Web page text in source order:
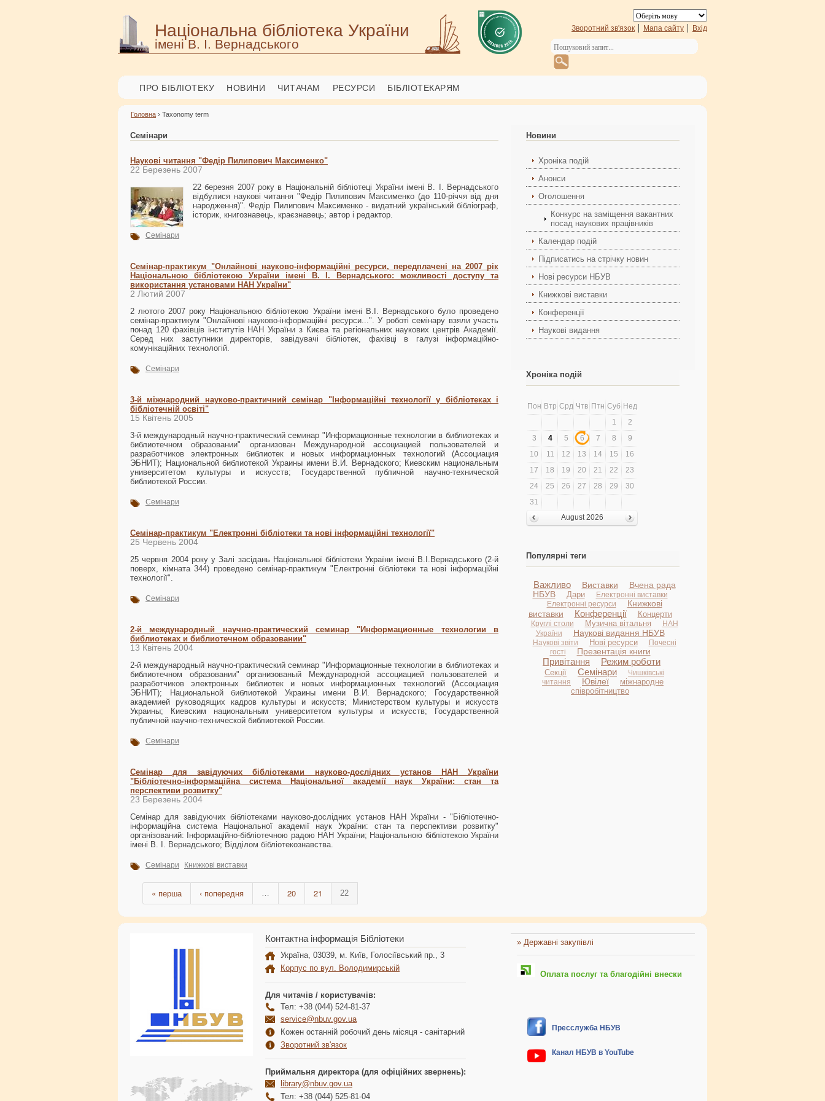
Національна бібліотека України
імені В. І. Вернадського
Зворотний зв'язок Мапа сайту Вхід
ПРО БІБЛІОТЕКУ НОВИНИ ЧИТАЧАМ РЕСУРСИ БІБЛІОТЕКАРЯМ
Головна › Taxonomy term
Семінари
Наукові читання "Федір Пилипович Максименко"
22 Березень 2007
22 березня 2007 року в Національній бібліотеці України імені В. І. Вернадського
відбулися наукові читання "Федір Пилипович Максименко (до 110-річчя від дня
народження)". Федір Пилипович Максименко - видатний український бібліограф,
історик, книгознавець, краєзнавець; автор і редактор.
Семінари
Семінар-практикум "Онлайнові науково-інформаційні ресурси, передплачені на 2007 рік
Національною бібліотекою України імені В. І. Вернадського: можливості доступу та
використання установами НАН України"
2 Лютий 2007
2 лютого 2007 року Національною бібліотекою України імені В.І. Вернадського було проведено
семінар-практикум "Онлайнові науково-інформаційні ресурси...". У роботі семінару взяли участь
понад 120 фахівців інститутів НАН України з Києва та регіональних наукових центрів Академії.
Серед них заступники директорів, завідувачі бібліотек, фахівці в галузі інформаційно-
комунікаційних технологій.
Семінари
3-й міжнародний науково-практичний семінар "Інформаційні технології у бібліотеках і
бібліотечній освіті"
15 Квітень 2005
3-й международный научно-практический семинар "Информационные технологии в библиотеках и
библиотечном образовании" организован Международной ассоциацией пользователей и
разработчиков электронных библиотек и новых информационных технологий (Ассоциация
ЭБНИТ); Национальной библиотекой Украины имени В.И. Вернадского; Киевским национальным
университетом культуры и искусств; Государственной публичной научно-технической
библиотекой России.
Семінари
Семінар-практикум "Електронні бібліотеки та нові інформаційні технології"
25 Червень 2004
25 червня 2004 року у Залі засідань Національної бібліотеки України імені В.І.Вернадського (2-й
поверх, кімната 344) проведено семінар-практикум "Електронні бібліотеки та нові інформаційні
технології".
Семінари
2-й международный научно-практический семинар "Информационные технологии в
библиотеках и библиотечном образовании"
13 Квітень 2004
2-й международный научно-практический семинар "Информационные технологии в библиотеках и
библиотечном образовании" организованый Международной ассоциацией пользователей и
разработчиков электронных библиотек и новых информационных технологий (Ассоциация
ЭБНИТ); Национальной библиотекой Украины имени В.И. Вернадского; Государственной
академией руководящих кадров культуры и искусств; Министерством культуры и искусств
Украины; Киевским национальным университетом культуры и искусств; Государственной
публичной научно-технической библиотекой России.
Семінари
Семінар для завідуючих бібліотеками науково-дослідних установ НАН України
"Бібліотечно-інформаційна система Національної академії наук України: стан та
перспективи розвитку"
23 Березень 2004
Семінар для завідуючих бібліотеками науково-дослідних установ НАН України - "Бібліотечно-
інформаційна система Національної академії наук України: стан та перспективи розвитку"
організований: Інформаційно-бібліотечною радою НАН України; Національною бібліотекою України
імені В. І. Вернадського; Відділом бібліотекознавства.
Семінари Книжкові виставки
« перша ‹ попередня 20 21 22
Новини
Хроніка подій
Анонси
Оголошення
Конкурс на заміщення вакантних
посад наукових працівників
Календар подій
Підписатись на стрічку новин
Нові ресурси НБУВ
Книжкові виставки
Конференції
Наукові видання
Хроніка подій
Пон Втр Срд Чтв Птн Суб Нед
1
2
3
4 5 6 7 8
9
10
11 12 13 14 15
16
17
18 19 20 21 22
23
24
25 26 27 28 29
30
31
August 2026
Популярні теги
Важливо Виставки
Вчена рада
НБУВ
Дари
Електронні виставки
Електронні ресурси
Книжкові
виставки
Конференції Концерти
Круглі столи Музична вітальня
НАН
України
Наукові видання НБУВ
Наукові звіти Нові ресурси
Почесні
гості
Презентація книги
Привітання Режим роботи
Секції Семінари
Чишківські
читання
Ювілеї
міжнародне
співробітництво
Контактна інформація Бібліотеки
Україна, 03039, м. Київ, Голосіївський пр., 3
Корпус по вул. Володимирській
Для читачів / користувачів:
Тел: +38 (044) 524-81-37
service@nbuv.gov.ua
Кожен останній робочий день місяця - санітарний
Зворотний зв'язок
Приймальня директора (для офіційних звернень):
library@nbuv.gov.ua
Тел: +38 (044) 525-81-04
» Державні закупівлі
Оплата послуг та благодійні внески
Пресслужба НБУВ
Канал НБУВ в YouTube